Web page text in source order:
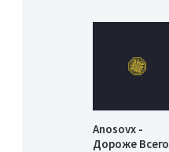
Anosovx -
Дороже Всего